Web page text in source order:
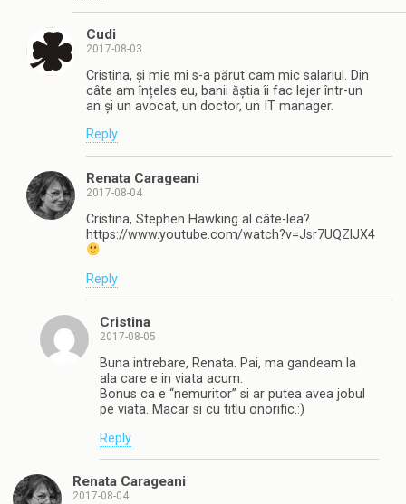
Cudi
2017-08-03
Cristina, și mie mi s-a părut cam mic salariul. Din
câte am înțeles eu, banii ăștia îi fac lejer într-un
an și un avocat, un doctor, un IT manager.
Reply
Renata Carageani
2017-08-04
Cristina, Stephen Hawking al câte-lea?
https://www.youtube.com/watch?v=Jsr7UQZlJX4
Reply
Cristina
2017-08-05
Buna intrebare, Renata. Pai, ma gandeam la
ala care e in viata acum.
Bonus ca e “nemuritor” si ar putea avea jobul
pe viata. Macar si cu titlu onorific.:)
Reply
Renata Carageani
2017-08-04